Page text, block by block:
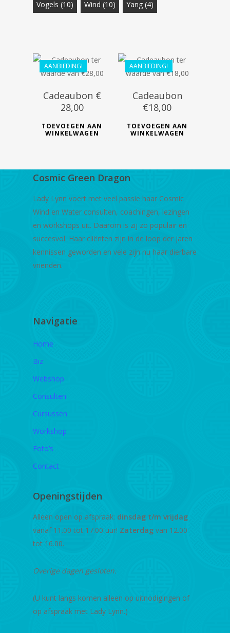
Vogels (10) Wind (10) Yang (4)
AANBIEDING!
Cadeaubon €
28,00
TOEVOEGEN AAN
WINKELWAGEN
AANBIEDING!
Cadeaubon
€18,00
TOEVOEGEN AAN
WINKELWAGEN
Cosmic Green Dragon
Lady Lynn voert met veel passie haar Cosmic
Wind en Water consulten, coachingen, lezingen
en workshops uit. Daarom is zij zo populair en
succesvol. Haar cliënten zijn in de loop der jaren
kennissen geworden en vele zijn nu haar dierbare
vrienden.
Navigatie
Home
Biz
Webshop
Consulten
Cursussen
Workshop
Foto’s
Contact
Openingstijden
Alleen open op afspraak: dinsdag t/m vrijdag
vanaf 11.00 tot 17.00 uur! Zaterdag van 12.00
tot 16.00.
Overige dagen gesloten.
(U kunt langs komen alleen op uitnodigingen of
op afspraak met Lady Lynn.)